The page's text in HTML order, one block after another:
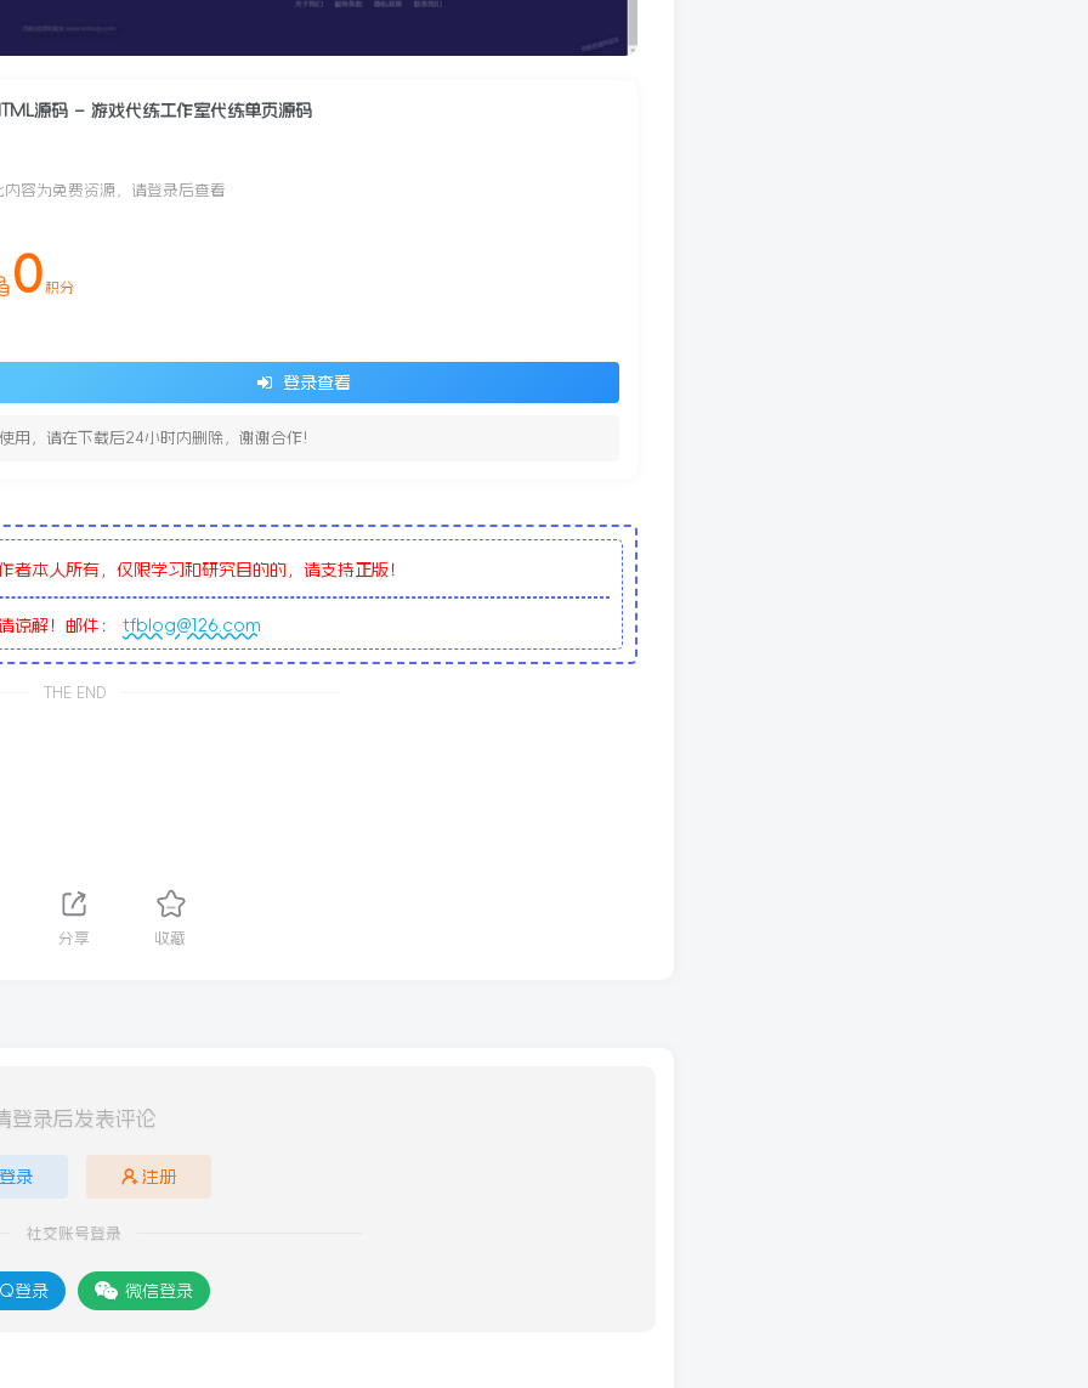
源码 – 游戏代练工作室代练单页源码
内容为免费资源，请登录后查看
0 积分
登录查看
用，请在下载后24小时内删除，谢谢合作!
本人所有，仅限学习和研究目的的，请支持正版！
谅解！邮件： tfblog@126.com
THE END
分享 收藏
登录后发表评论
录 注册
社交账号登录
登录 微信登录